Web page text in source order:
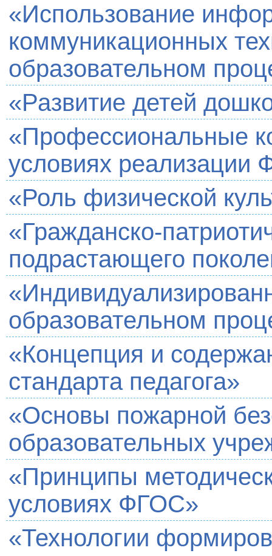
«Использование
коммуникационных
образовательном
«Развитие детей
«Профессиональные
условиях реализации
«Роль физической
«Гражданско-
подрастающего
образовательном
«Концепция и
стандарта педагога»
«Основы пожарной
образовательных
«Принципы
условиях ФГОС»
«Технологии